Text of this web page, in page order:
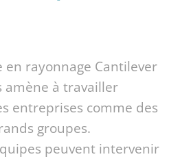
en rayonnage Cantilever
amène à travailler
entreprises comme des
groupes.
peuvent intervenir